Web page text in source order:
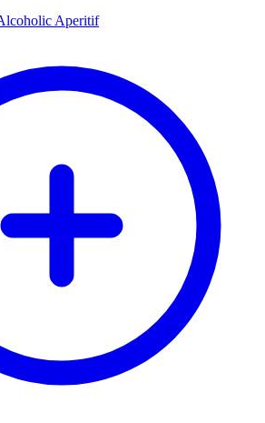
Aperitif